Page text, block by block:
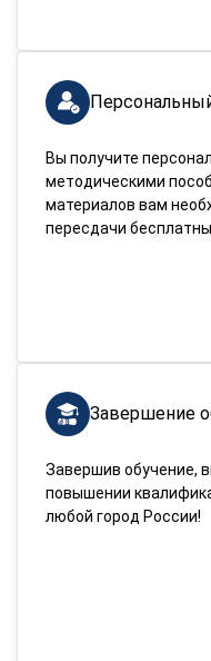
Вы получите
методическими
материалов вам
пересдачи
Завершение
Завершив обучение,
повышении
любой город России!